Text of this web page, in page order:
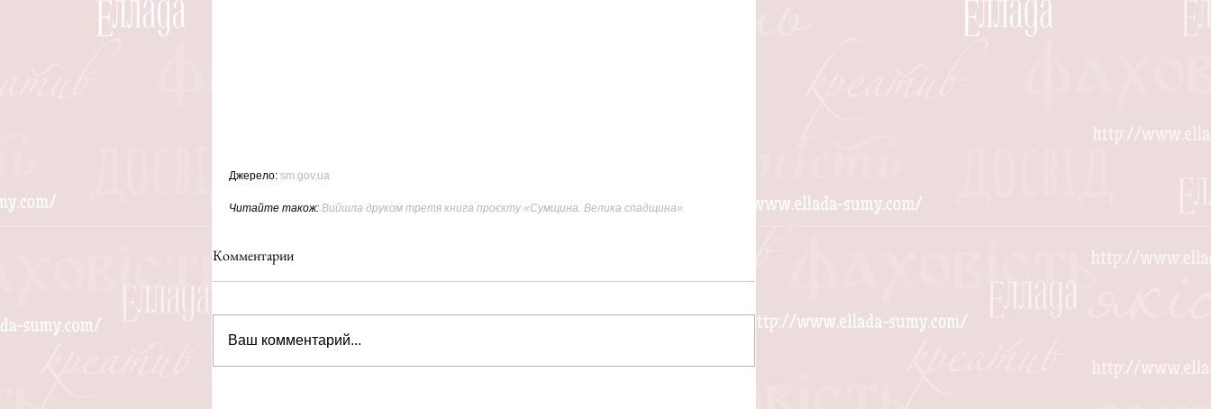
Джерело: sm.gov.ua
Читайте також: Вийшла друком третя книга проєкту «Сумщина. Велика спадщина»
Комментарии
Ваш комментарий...